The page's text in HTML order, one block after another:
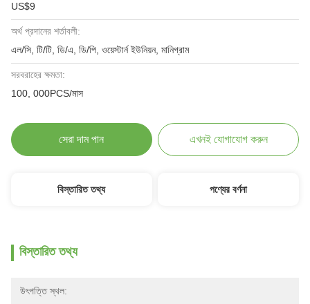
US$9
অর্থ প্রদানের শর্তাবলী:
এল/সি, টি/টি, ডি/এ, ডি/পি, ওয়েস্টার্ন ইউনিয়ন, মানিগ্রাম
সরবরাহের ক্ষমতা:
100, 000PCS/মাস
সেরা দাম পান এখনই যোগাযোগ করুন
বিস্তারিত তথ্য পণ্যের বর্ণনা
বিস্তারিত তথ্য
উৎপত্তি স্থল: